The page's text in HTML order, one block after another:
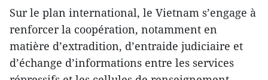
Sur le plan international, le Vietnam s’engage à
renforcer la coopération, notamment en
matière d’extradition, d’entraide judiciaire et
d’échange d’informations entre les services